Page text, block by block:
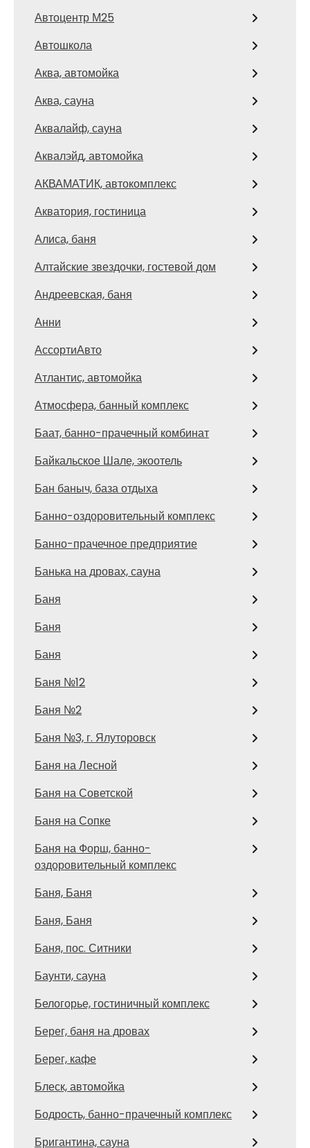
Автоцентр М25
Автошкола
Аква, автомойка
Аква, сауна
Аквалайф, сауна
Аквалэйд, автомойка
АКВАМАТИК, автокомплекс
Акватория, гостиница
Алиса, баня
Алтайские звездочки, гостевой дом
Андреевская, баня
Анни
АссортиАвто
Атлантис, автомойка
Атмосфера, банный комплекс
Баат, банно-прачечный комбинат
Байкальское Шале, экоотель
Бан баныч, база отдыха
Банно-оздоровительный комплекс
Банно-прачечное предприятие
Банька на дровах, сауна
Баня
Баня
Баня
Баня №12
Баня №2
Баня №3, г. Ялуторовск
Баня на Лесной
Баня на Советской
Баня на Сопке
Баня на Форш, банно-
оздоровительный комплекс
Баня, Баня
Баня, Баня
Баня, пос. Ситники
Баунти, сауна
Белогорье, гостиничный комплекс
Берег, баня на дровах
Берег, кафе
Блеск, автомойка
Бодрость, банно-прачечный комплекс
Бригантина, сауна